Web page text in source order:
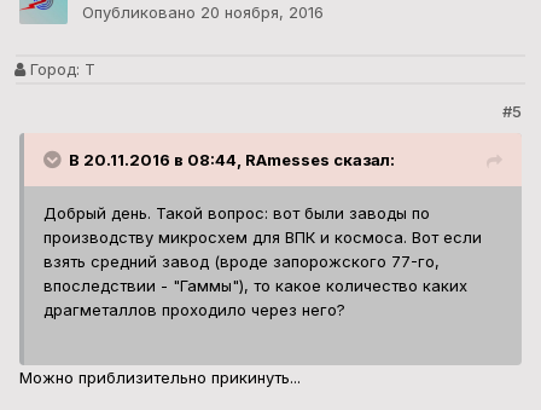
Опубликовано 20 ноября, 2016
Город: Т
#5
В 20.11.2016 в 08:44, RAmesses сказал:
Добрый день. Такой вопрос: вот были заводы по
производству микросхем для ВПК и космоса. Вот если
взять средний завод (вроде запорожского 77-го,
впоследствии - "Гаммы"), то какое количество каких
драгметаллов проходило через него?
Можно приблизительно прикинуть...